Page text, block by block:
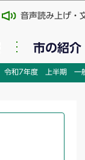
音声読み上げ・
市の紹介
令和7年度 上半期 一般